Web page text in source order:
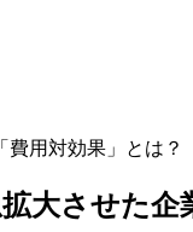
費用対効果」とは
大させた